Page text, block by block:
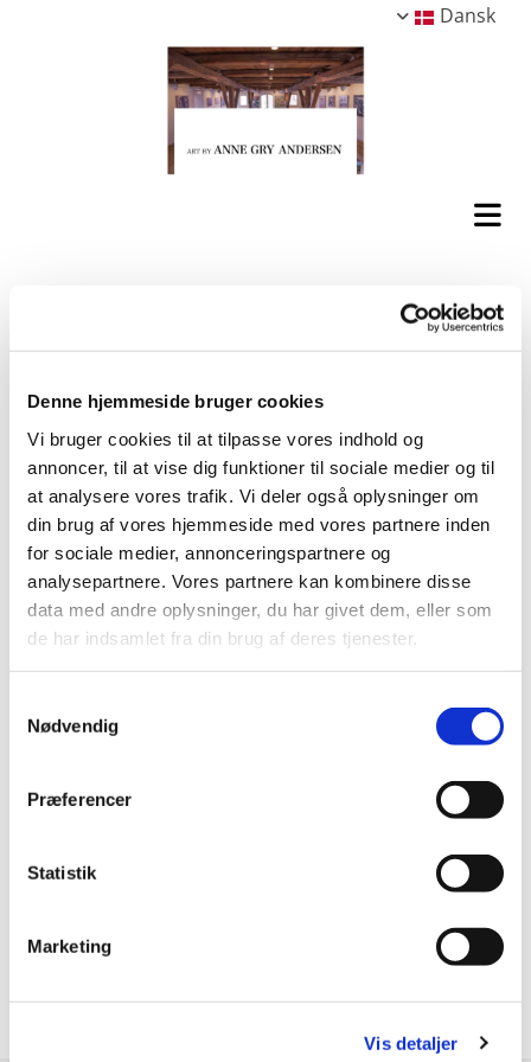
Denne hjemmeside bruger cookies
Vi bruger cookies til at tilpasse vores indhold og
annoncer, til at vise dig funktioner til sociale medier og til
at analysere vores trafik. Vi deler også oplysninger om
din brug af vores hjemmeside med vores partnere inden
for sociale medier, annonceringspartnere og
analysepartnere. Vores partnere kan kombinere disse
data med andre oplysninger, du har givet dem, eller som
de har indsamlet fra din brug af deres tjenester.
Nødvendig
Præferencer
Statistik
Marketing
Vis detaljer
Dansk